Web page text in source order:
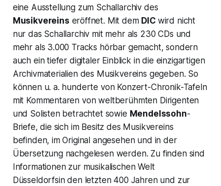
eine Ausstellung zum Schallarchiv des
Musikvereins eröffnet. Mit dem DIC wird nicht
nur das Schallarchiv mit mehr als 230 CDs und
mehr als 3.000 Tracks hörbar gemacht, sondern
auch ein tiefer digitaler Einblick in die einzigartigen
Archivmaterialien des Musikvereins gegeben. So
können u. a. hunderte von Konzert-Chronik-Tafeln
mit Kommentaren von weltberühmten Dirigenten
und Solisten betrachtet sowie Mendelssohn-
Briefe, die sich im Besitz des Musikvereins
befinden, im Original angesehen und in der
Übersetzung nachgelesen werden. Zu finden sind
Informationen zur musikalischen Welt
Düsseldorfsin den letzten 400 Jahren und zur